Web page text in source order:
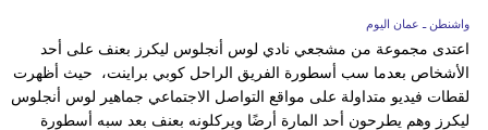
واشنطن ـ عمان اليوم
اعتدى مجموعة من مشجعي نادي لوس أنجلوس ليكرز بعنف على أحد
الأشخاص بعدما سب أسطورة الفريق الراحل كوبي براينت، حيث أظهرت
لقطات فيديو متداولة على مواقع التواصل الاجتماعي جماهير لوس أنجلوس
ليكرز وهم يطرحون أحد المارة أرضًا ويركلونه بعنف بعد سبه أسطورة